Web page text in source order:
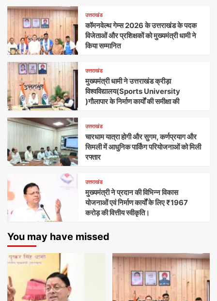
उत्तराखंड
कॉमनवेल्थ गेम्स 2026 के उत्तराखंड के पदक
विजेताओं और प्रशिक्षकों को मुख्यमंत्री धामी ने
किया सम्मानित
उत्तराखंड
मुख्यमंत्री धामी ने उत्तराखंड क्रीड़ा
विश्वविद्यालय(Sports University
)गौलापार के निर्माण कार्यों की समीक्षा की
उत्तराखंड
चारधाम यात्रा होगी और सुगम, कर्णप्रयाग और
सिमली में आधुनिक पार्किंग परियोजनाओं को मिली
रफ्तार
उत्तराखंड
मुख्यमंत्री ने प्रदान की विभिन्न विकास
योजनाओं एवं निर्माण कार्यों के लिए ₹1967
करोड़ की वित्तीय स्वीकृति।
You may have missed